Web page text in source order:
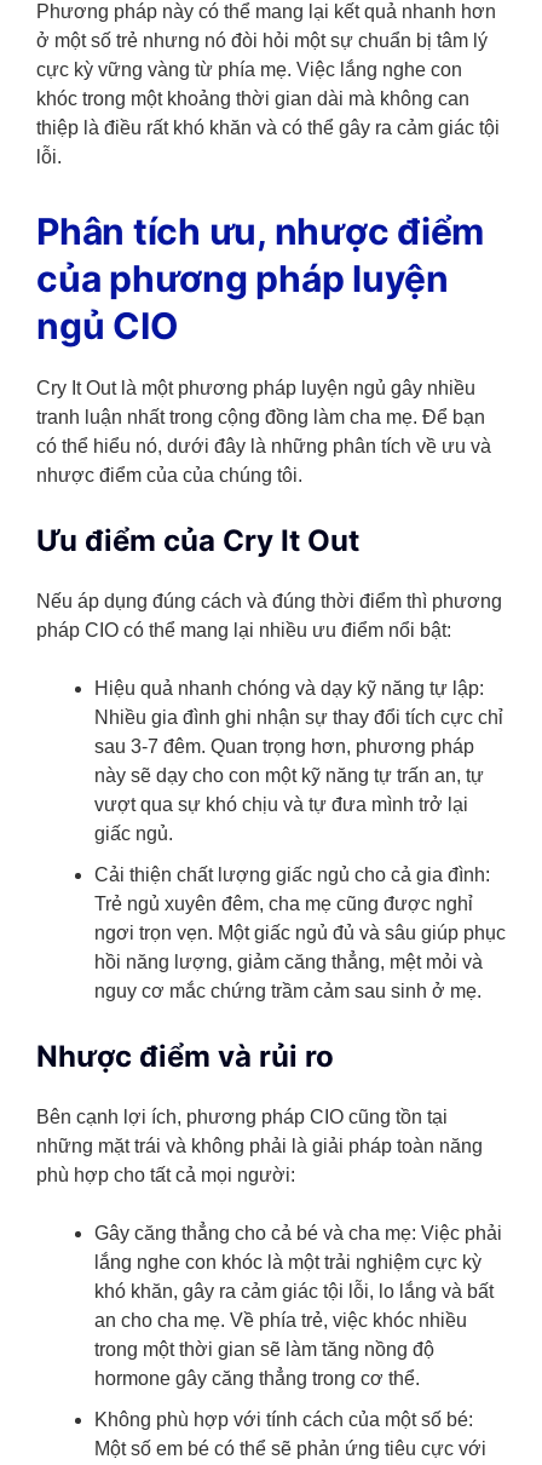
Phương pháp này có thể mang lại kết quả nhanh hơn
ở một số trẻ nhưng nó đòi hỏi một sự chuẩn bị tâm lý
cực kỳ vững vàng từ phía mẹ. Việc lắng nghe con
khóc trong một khoảng thời gian dài mà không can
thiệp là điều rất khó khăn và có thể gây ra cảm giác tội
lỗi.
Phân tích ưu, nhược điểm
của phương pháp luyện
ngủ CIO
Cry It Out là một phương pháp luyện ngủ gây nhiều
tranh luận nhất trong cộng đồng làm cha mẹ. Để bạn
có thể hiểu nó, dưới đây là những phân tích về ưu và
nhược điểm của của chúng tôi.
Ưu điểm của Cry It Out
Nếu áp dụng đúng cách và đúng thời điểm thì phương
pháp CIO có thể mang lại nhiều ưu điểm nổi bật:
Hiệu quả nhanh chóng và dạy kỹ năng tự lập:
Nhiều gia đình ghi nhận sự thay đổi tích cực chỉ
sau 3-7 đêm. Quan trọng hơn, phương pháp
này sẽ dạy cho con một kỹ năng tự trấn an, tự
vượt qua sự khó chịu và tự đưa mình trở lại
giấc ngủ.
Cải thiện chất lượng giấc ngủ cho cả gia đình:
Trẻ ngủ xuyên đêm, cha mẹ cũng được nghỉ
ngơi trọn vẹn. Một giấc ngủ đủ và sâu giúp phục
hồi năng lượng, giảm căng thẳng, mệt mỏi và
nguy cơ mắc chứng trầm cảm sau sinh ở mẹ.
Nhược điểm và rủi ro
Bên cạnh lợi ích, phương pháp CIO cũng tồn tại
những mặt trái và không phải là giải pháp toàn năng
phù hợp cho tất cả mọi người:
Gây căng thẳng cho cả bé và cha mẹ: Việc phải
lắng nghe con khóc là một trải nghiệm cực kỳ
khó khăn, gây ra cảm giác tội lỗi, lo lắng và bất
an cho cha mẹ. Về phía trẻ, việc khóc nhiều
trong một thời gian sẽ làm tăng nồng độ
hormone gây căng thẳng trong cơ thể.
Không phù hợp với tính cách của một số bé:
Một số em bé có thể sẽ phản ứng tiêu cực với